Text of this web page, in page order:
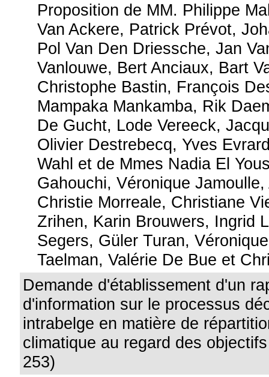
Proposition de MM. Philippe
Van Ackere, Patrick Prévot,
Pol Van Den Driessche, Jan
Vanlouwe, Bert Anciaux, Bart
Christophe Bastin, François
Mampaka Mankamba, Rik
De Gucht, Lode Vereeck,
Olivier Destrebecq, Yves
Wahl et de Mmes Nadia El
Gahouchi, Véronique
Christie Morreale, Christiane
Zrihen, Karin Brouwers, Ingrid
Segers, Güler Turan,
Taelman, Valérie De Bue et
Demande d'établissement d'un
d'information sur le processus
intrabelge en matière de
climatique au regard des
253)